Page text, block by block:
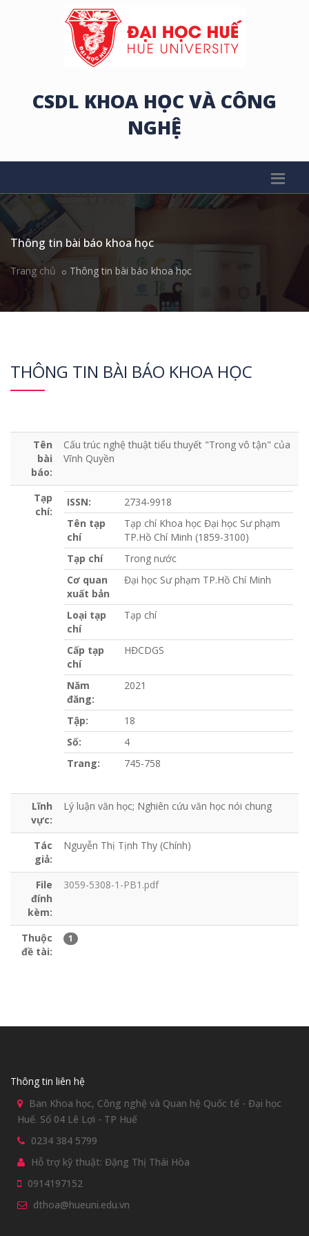
CSDL KHOA HỌC VÀ CÔNG
NGHỆ
Thông tin bài báo khoa học
Trang chủ Thông tin bài báo khoa học
THÔNG TIN BÀI BÁO KHOA HỌC
Tên
bài
báo:
Cấu trúc nghệ thuật tiểu thuyết "Trong vô tận" của
Vĩnh Quyền
Tạp
chí:
ISSN:
2734-9918
Tên tạp
chí
Tạp chí Khoa học Đại học Sư phạm
TP.Hồ Chí Minh (1859-3100)
Tạp chí
Trong nước
Cơ quan
xuất bản
Đại học Sư phạm TP.Hồ Chí Minh
Loại tạp
chí
Tạp chí
Cấp tạp
chí
HĐCDGS
Năm
đăng:
2021
Tập:
18
Số:
4
Trang:
745-758
Lĩnh
vực:
Lý luận văn học; Nghiên cứu văn học nói chung
Tác
giả:
Nguyễn Thị Tịnh Thy (Chính)
File
đính
kèm:
3059-5308-1-PB1.pdf
Thuộc
đề tài:
1
Thông tin liên hệ
Ban Khoa học, Công nghệ và Quan hệ Quốc tế - Đại học
Huế. Số 04 Lê Lợi - TP Huế
0234 384 5799
Hỗ trợ kỹ thuật: Đặng Thị Thái Hòa
0914197152
dthoa@hueuni.edu.vn